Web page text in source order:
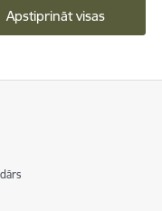
Apstiprināt visas